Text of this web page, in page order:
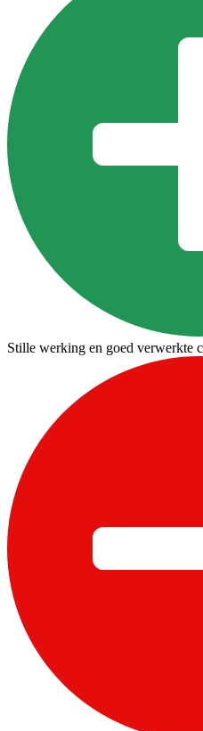
Stille werking en goed verwerkte